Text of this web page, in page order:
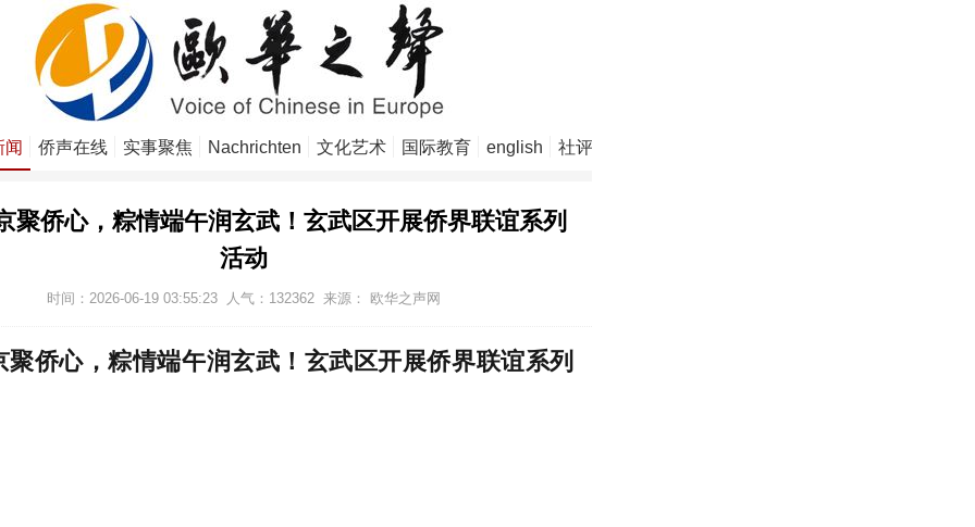
闻 侨声在线 实事聚焦 Nachrichten 文化艺术 国际教育 english 社评
聚侨心，粽情端午润玄武！玄武区开展侨界联谊系列
活动
时间：2026-06-19 03:55:23 人气： 132362 来源： 欧华之声网
聚侨心，粽情端午润玄武！玄武区开展侨界联谊系列